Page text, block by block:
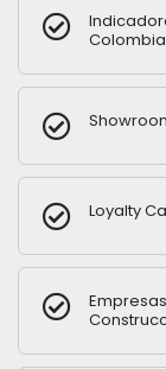
Colombia
Loyalty